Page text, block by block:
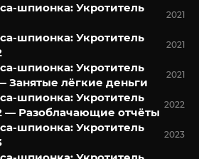
шпионка: Укротитель
2021
шпионка: Укротитель
2021
шпионка: Укротитель
Занятые лёгкие деньги
2021
шпионка: Укротитель
— Разоблачающие отчёты
2022
шпионка: Укротитель
2023